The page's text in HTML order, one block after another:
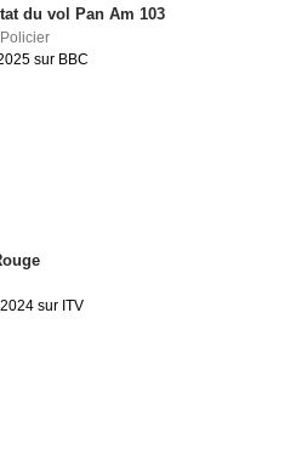
du vol Pan Am 103
Policier
sur BBC
sur ITV